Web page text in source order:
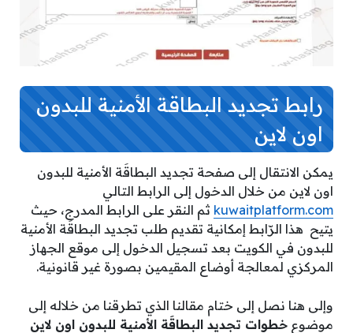
رابط تجديد البطاقة الأمنية للبدون
اون لاين
يمكن الانتقال إلى صفحة تجديد البطاقَة الأمنية للبدون
اون لاين من خلال الدخول إلى الرابط التالي
kuwaitplatform.com ثم النقر على الرابط المدرج، حيث
يتيح هذا الرّابط إمكانية تقديم طلب تجديد البطاقَة الأمنية
للبدون في الكويت بعد تسجيل الدخول إلى موقع الجهاز
المركزي لمعالجة أوضاع المقيمين بصورة غير قانونية.
وإلى هنا نصل إلى ختام مقالنا الذي تطرقنا من خلاله إلى
موضوع خطوات تجديد البطاقَة الأمنية للبدون اون لاين